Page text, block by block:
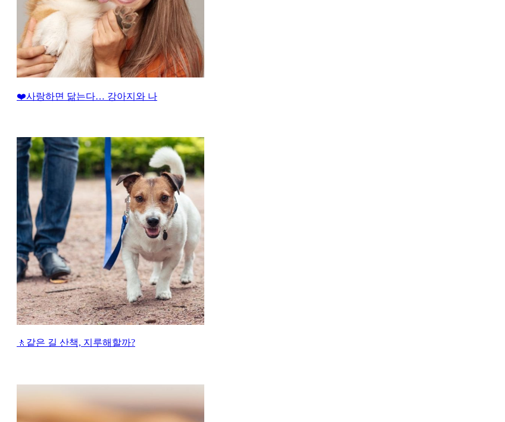
❤️사랑하면 닮는다… 강아지와 나
🚶같은 길 산책, 지루해할까?